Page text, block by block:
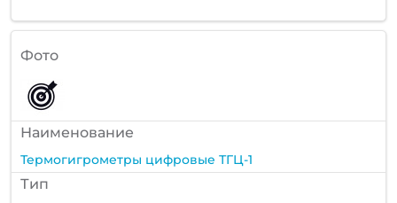
Фото
Наименование
Термогигрометры цифровые ТГЦ-1
Тип